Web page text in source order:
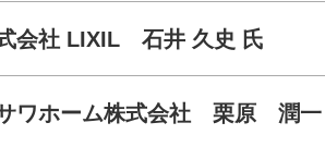
会社 LIXIL 石井 久史 氏
ワホーム株式会社 栗原 潤一